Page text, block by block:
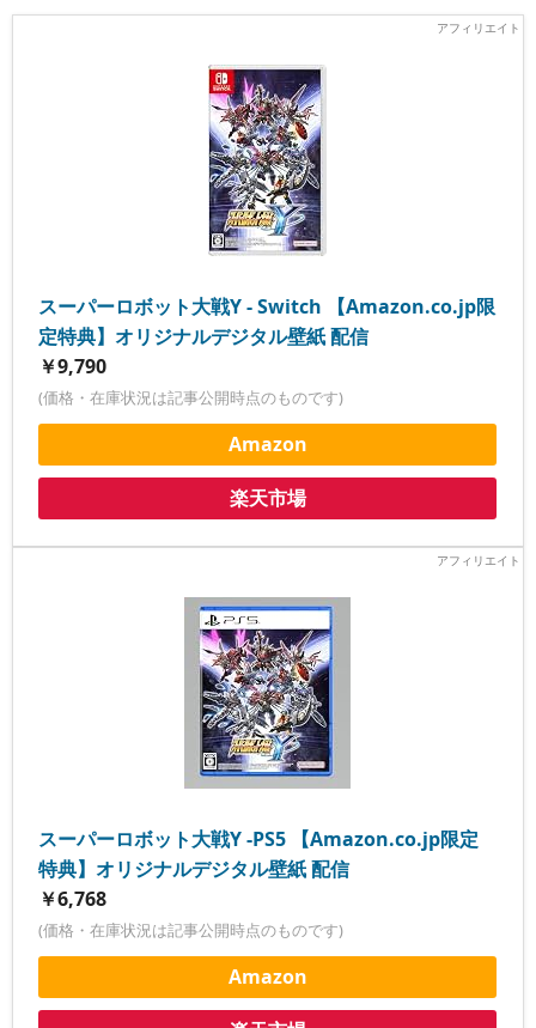
スーパーロボット大戦Y - Switch 【Amazon.co.jp限
定特典】オリジナルデジタル壁紙 配信
￥9,790
(価格・在庫状況は記事公開時点のものです)
Amazon
楽天市場
スーパーロボット大戦Y -PS5 【Amazon.co.jp限定
特典】オリジナルデジタル壁紙 配信
￥6,768
(価格・在庫状況は記事公開時点のものです)
Amazon